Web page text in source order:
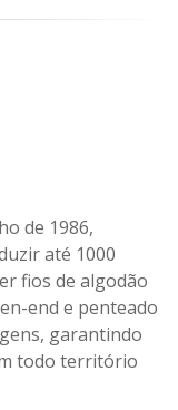
de 1986,
até 1000
fios de algodão
end e penteado
garantindo
todo território